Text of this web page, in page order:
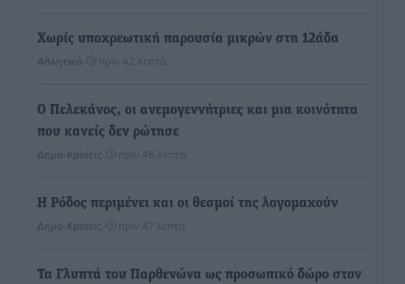
Χωρίς υποχρεωτική παρουσία μικρών στη 12άδα
Αθλητικά πριν 42 λεπτά
Ο Πελεκάνος, οι ανεμογεννήτριες και μια κοινότητα
που κανείς δεν ρώτησε
Δημο-Κρίσεις πριν 45 λεπτά
Η Ρόδος περιμένει και οι θεσμοί της λογομαχούν
Δημο-Κρίσεις πριν 47 λεπτά
Τα Γλυπτά του Παρθενώνα ως προσωπικό δώρο στον